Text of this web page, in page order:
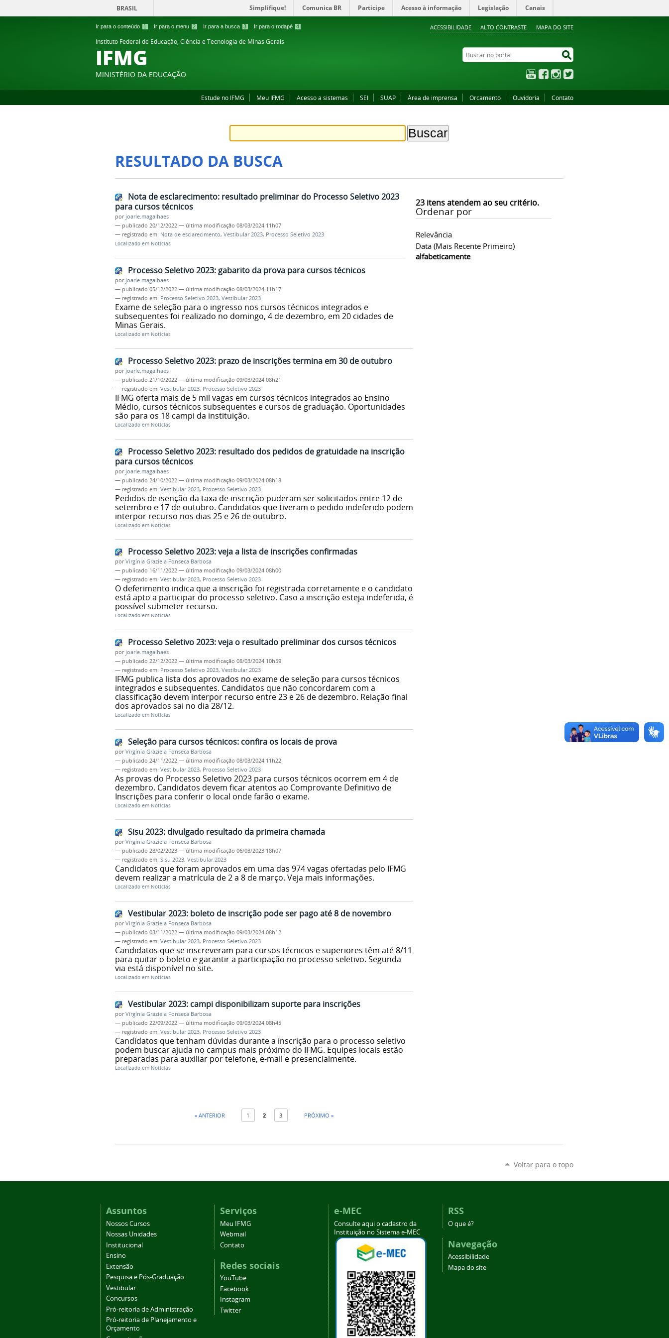
Ir para o conteúdo 1 Ir para o menu 2 Ir para a busca 3 Ir para o rodapé 4 ACESSIBILIDADE ALTO CONTRASTE MAPA DO SITE
BRASIL Simplifique! Comunica BR Participe Acesso à informação Legislação Canais
Instituto Federal de Educação, Ciência e Tecnologia de Minas Gerais
IFMG
MINISTÉRIO DA EDUCAÇÃO
Buscar no portal
YouTubeFacebookInstagram
Estude no IFMG Meu IFMG Acesso a sistemas SEI SUAP Área de imprensa Orcamento Ouvidoria Contato
RESULTADO DA BUSCA
23itens atendem ao seu critério.
Ordenar por
Relevância
Data (mais Recente Primeiro)
alfabeticamente
Nota de esclarecimento: resultado preliminar do Processo Seletivo 2023
para cursos técnicos
por joarle.magalhaes
— publicado 20/12/2022 — última modificação 08/03/2024 11h07
— registrado em: Nota de esclarecimento, Vestibular 2023, Processo Seletivo 2023
Localizado em Notícias
Processo Seletivo 2023: gabarito da prova para cursos técnicos
por joarle.magalhaes
— publicado 05/12/2022 — última modificação 08/03/2024 11h17
— registrado em: Processo Seletivo 2023, Vestibular 2023
Exame de seleção para o ingresso nos cursos técnicos integrados e
subsequentes foi realizado no domingo, 4 de dezembro, em 20 cidades de
Minas Gerais.
Localizado em Notícias
Processo Seletivo 2023: prazo de inscrições termina em 30 de outubro
por joarle.magalhaes
— publicado 21/10/2022 — última modificação 09/03/2024 08h21
— registrado em: Vestibular 2023, Processo Seletivo 2023
IFMG oferta mais de 5 mil vagas em cursos técnicos integrados ao Ensino
Médio, cursos técnicos subsequentes e cursos de graduação. Oportunidades
são para os 18 campi da instituição.
Localizado em Notícias
Processo Seletivo 2023: resultado dos pedidos de gratuidade na inscrição
para cursos técnicos
por joarle.magalhaes
— publicado 24/10/2022 — última modificação 09/03/2024 08h18
— registrado em: Vestibular 2023, Processo Seletivo 2023
Pedidos de isenção da taxa de inscrição puderam ser solicitados entre 12 de
setembro e 17 de outubro. Candidatos que tiveram o pedido indeferido podem
interpor recurso nos dias 25 e 26 de outubro.
Localizado em Notícias
Processo Seletivo 2023: veja a lista de inscrições confirmadas
porVirgínia Graziela Fonseca Barbosa
— publicado 16/11/2022 — última modificação 09/03/2024 08h00
— registrado em: Vestibular 2023, Processo Seletivo 2023
O deferimento indica que a inscrição foi registrada corretamente e o candidato
está apto a participar do processo seletivo. Caso a inscrição esteja indeferida, é
possível submeter recurso.
Localizado em Notícias
Processo Seletivo 2023: veja o resultado preliminar dos cursos técnicos
por joarle.magalhaes
— publicado 22/12/2022 — última modificação 08/03/2024 10h59
— registrado em: Processo Seletivo 2023, Vestibular 2023
IFMG publica lista dos aprovados no exame de seleção para cursos técnicos
integrados e subsequentes. Candidatos que não concordarem com a
classificação devem interpor recurso entre 23 e 26 de dezembro. Relação final
dos aprovados sai no dia 28/12.
Localizado em Notícias
Seleção para cursos técnicos: confira os locais de prova
porVirgínia Graziela Fonseca Barbosa
— publicado 24/11/2022 — última modificação 08/03/2024 11h22
— registrado em: Vestibular 2023, Processo Seletivo 2023
As provas do Processo Seletivo 2023 para cursos técnicos ocorrem em 4 de
dezembro. Candidatos devem ficar atentos ao Comprovante Definitivo de
Inscrições para conferir o local onde farão o exame.
Localizado em Notícias
Sisu 2023: divulgado resultado da primeira chamada
porVirgínia Graziela Fonseca Barbosa
— publicado 28/02/2023 — última modificação 06/03/2023 18h07
— registrado em: Sisu 2023, Vestibular 2023
Candidatos que foram aprovados em uma das 974 vagas ofertadas pelo IFMG
devem realizar a matrícula de 2 a 8 de março. Veja mais informações.
Localizado em Notícias
Vestibular 2023: boleto de inscrição pode ser pago até 8 de novembro
porVirgínia Graziela Fonseca Barbosa
— publicado 03/11/2022 — última modificação 09/03/2024 08h12
— registrado em: Vestibular 2023, Processo Seletivo 2023
Candidatos que se inscreveram para cursos técnicos e superiores têm até 8/11
para quitar o boleto e garantir a participação no processo seletivo. Segunda
via está disponível no site.
Localizado em Notícias
Vestibular 2023: campi disponibilizam suporte para inscrições
porVirgínia Graziela Fonseca Barbosa
— publicado 22/09/2022 — última modificação 09/03/2024 08h45
— registrado em: Vestibular 2023, Processo Seletivo 2023
Candidatos que tenham dúvidas durante a inscrição para o processo seletivo
podem buscar ajuda no campus mais próximo do IFMG. Equipes locais estão
preparadas para auxiliar por telefone, e-mail e presencialmente.
Localizado em Notícias
« ANTERIOR 1 2 3 PRÓXIMO »
Voltar para o topo
Assuntos
Nossos Cursos
Nossas Unidades
Institucional
Ensino
Extensão
Pesquisa e Pós-Graduação
Vestibular
Concursos
Pró-reitoria de Administração
Pró-reitoria de Planejamento e
Orçamento
Serviços
Meu IFMG
Webmail
Contato
Redes sociais
YouTube
Facebook
Instagram
Twitter
e-MEC
Consulte aqui o cadastro da
Instituição no Sistema e-MEC
RSS
O que é?
Navegação
Acessibilidade
Mapa do site